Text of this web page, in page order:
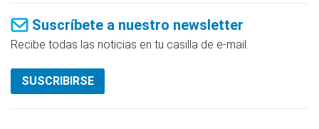
Suscríbete a nuestro newsletter
Recibe todas las noticias en tu casilla de e-mail.
SUSCRIBIRSE